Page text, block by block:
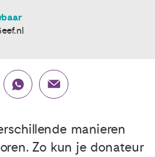
manieren
Zo kun je donateur